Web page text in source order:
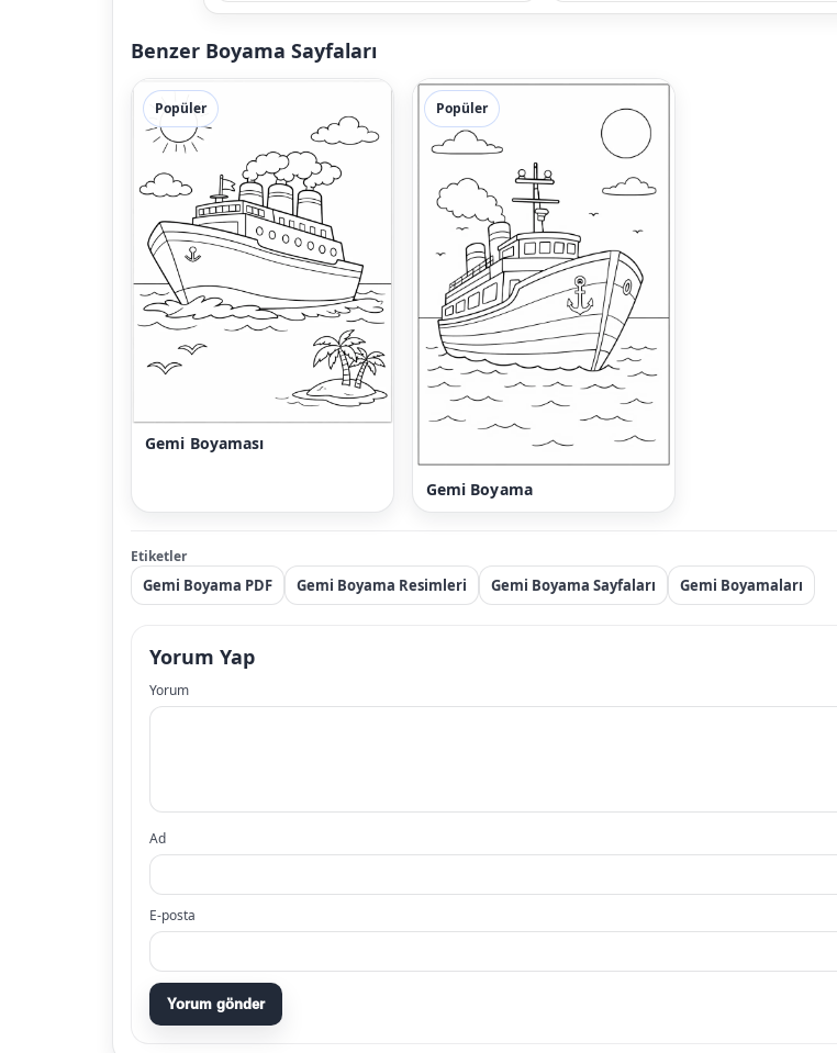
Benzer Boyama Sayfaları
Popüler
Gemi Boyaması
Popüler
Gemi Boyama
Etiketler
Gemi Boyama PDF Gemi Boyama Resimleri Gemi Boyama Sayfaları Gemi Boyamaları
Yorum Yap
Yorum
Ad
E-posta
Yorum gönder